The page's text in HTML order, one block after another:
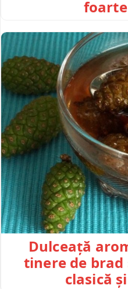
Dulceață
tinere de brad
clasică